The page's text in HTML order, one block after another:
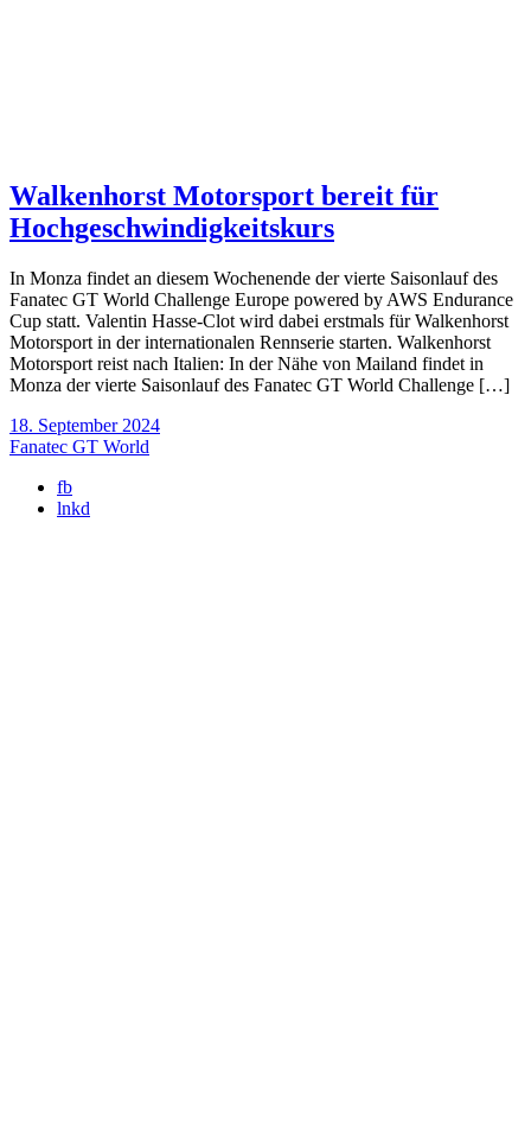
Walkenhorst Motorsport bereit für
Hochgeschwindigkeitskurs
In Monza findet an diesem Wochenende der vierte Saisonlauf des
Fanatec GT World Challenge Europe powered by AWS Endurance
Cup statt. Valentin Hasse-Clot wird dabei erstmals für Walkenhorst
Motorsport in der internationalen Rennserie starten. Walkenhorst
Motorsport reist nach Italien: In der Nähe von Mailand findet in
Monza der vierte Saisonlauf des Fanatec GT World Challenge […]
18. September 2024
Fanatec GT World
fb
lnkd